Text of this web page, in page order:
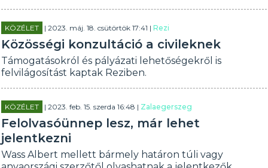
KÖZÉLET | 2023. máj. 18. csütörtök 17:41 |Rezi
Közösségi konzultáció a civileknek
Támogatásokról és pályázati lehetőségekről is
felvilágosítást kaptak Reziben.
KÖZÉLET | 2023. feb. 15. szerda 16:48 | Zalaegerszeg
Felolvasóünnep lesz, már lehet
jelentkezni
Wass Albert mellett bármely határon túli vagy